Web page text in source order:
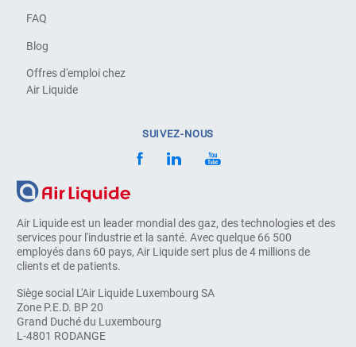
Air Liquide est un leader mondial des gaz, des technologies et des
services pour l'industrie et la santé. Avec quelque 66 500
employés dans 60 pays, Air Liquide sert plus de 4 millions de
clients et de patients.
Siège social L'Air Liquide Luxembourg SA
Zone P.E.D. BP 20
Grand Duché du Luxembourg
L-4801 RODANGE
FAQ
Blog
Offres d'emploi chez
Air Liquide
SUIVEZ-NOUS